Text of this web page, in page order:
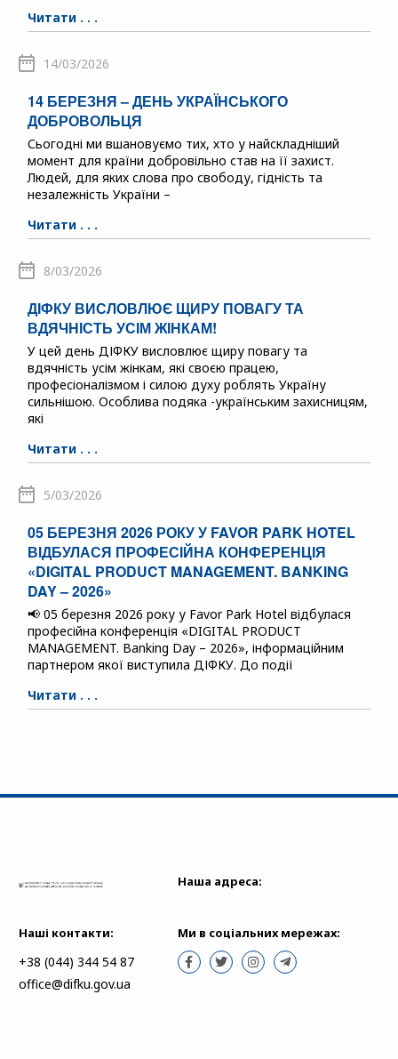
Читати . . .
14/03/2026
14 БЕРЕЗНЯ – ДЕНЬ УКРАЇНСЬКОГО
ДОБРОВОЛЬЦЯ
Сьогодні ми вшановуємо тих, хто у найскладніший
момент для країни добровільно став на її захист.
Людей, для яких слова про свободу, гідність та
незалежність України –
Читати . . .
8/03/2026
ДІФКУ ВИСЛОВЛЮЄ ЩИРУ ПОВАГУ ТА
ВДЯЧНІСТЬ УСІМ ЖІНКАМ!
У цей день ДІФКУ висловлює щиру повагу та
вдячність усім жінкам, які своєю працею,
професіоналізмом і силою духу роблять Україну
сильнішою. Особлива подяка -українським захисницям,
які
Читати . . .
5/03/2026
05 БЕРЕЗНЯ 2026 РОКУ У FAVOR PARK HOTEL
ВІДБУЛАСЯ ПРОФЕСІЙНА КОНФЕРЕНЦІЯ
«DIGITAL PRODUCT MANAGEMENT. BANKING
DAY – 2026»
📢 05 березня 2026 року у Favor Park Hotel відбулася
професійна конференція «DIGITAL PRODUCT
MANAGEMENT. Banking Day – 2026», інформаційним
партнером якої виступила ДІФКУ. До події
Читати . . .
Наша адреса:
Наші контакти:
+38 (044) 344 54 87
office@difku.gov.ua
Ми в соціальних мережах: